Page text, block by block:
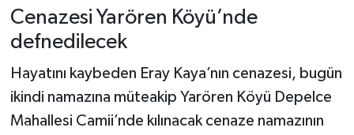
Cenazesi Yarören Köyü’nde
defnedilecek
Hayatını kaybeden Eray Kaya’nın cenazesi, bugün
ikindi namazına müteakip Yarören Köyü Depelce
Mahallesi Camii’nde kılınacak cenaze namazının
Seydiler Haberleri
Taşköprü Haberleri
Tosya Haberleri